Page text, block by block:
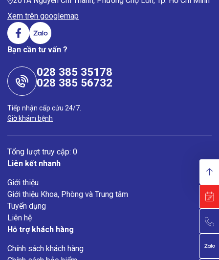
Xem trên googlemap
Bạn cần tư vấn ?
028 385 35178
028 385 56732
Tiếp nhận cấp cứu 24/7.
Giờ khám bệnh
Tổng lượt truy cập: 0
Liên kết nhanh
Giới thiệu
Giới thiệu Khoa, Phòng và Trung tâm
Tuyển dụng
Liên hệ
Hỗ trợ khách hàng
Chính sách khách hàng